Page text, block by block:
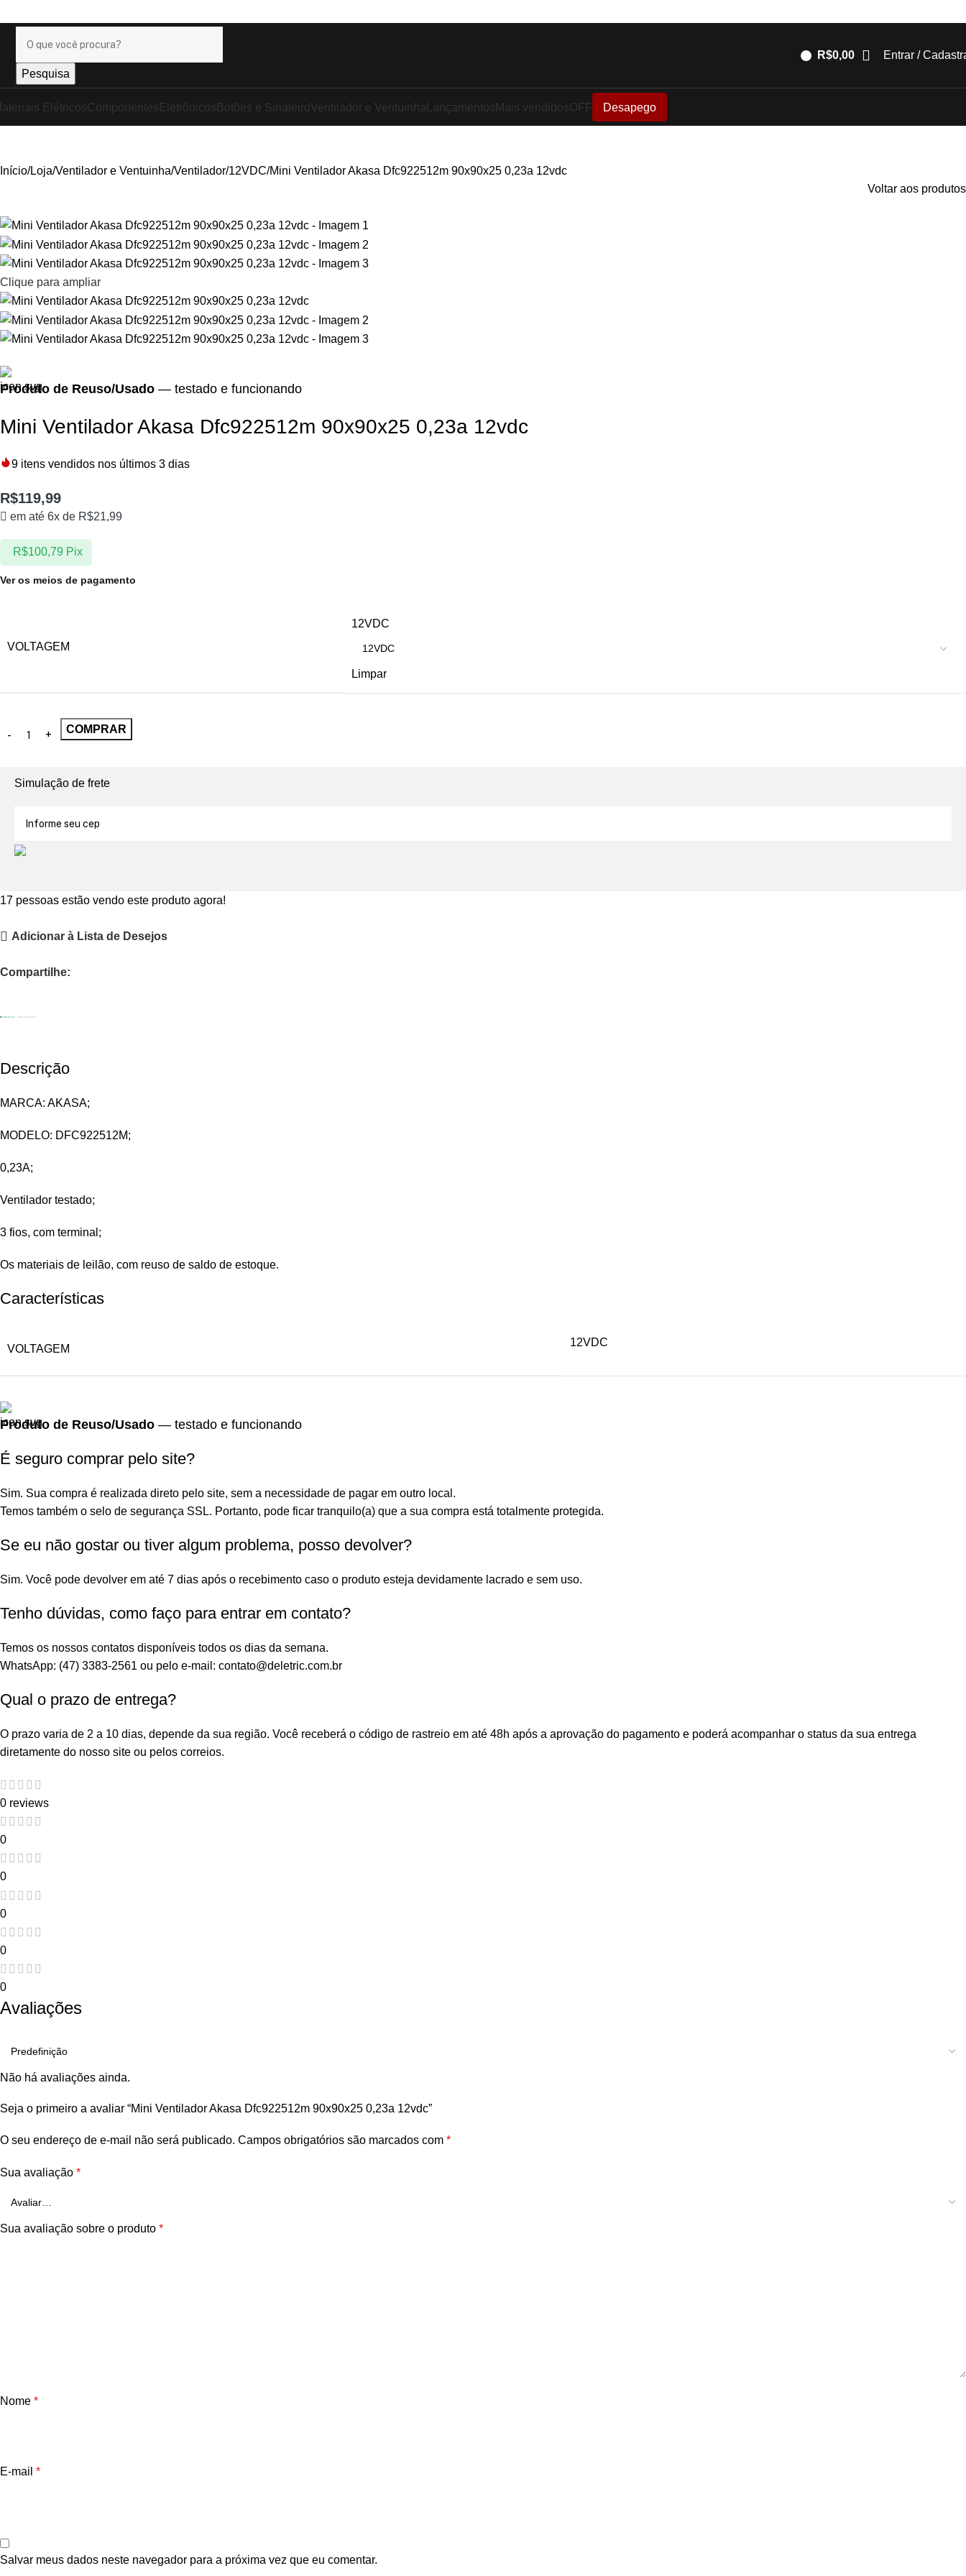
Pesquisa
R$0,00 Entrar /
ElétricosComponentes Eletrônicos Botões e SinaleiroVentilador e Ventuinha Lançamentos Mais vendidosOFF Desapego
Início Loja Ventilador e Ventuinha Ventilador 12VDC Mini Ventilador Akasa Dfc922512m 90x90x25 0,23a 12vdc
Voltar aos produtos
Clique para ampliar
Produto de Reuso/Usado — testado e funcionando
Mini Ventilador Akasa Dfc922512m 90x90x25 0,23a 12vdc
9 itens vendidos nos últimos 3 dias
R$119,99
em até 6x de R$21,99
R$100,79 Pix
Ver os meios de pagamento
VOLTAGEM
12VDC
Limpar
COMPRAR
Simulação de frete
17 pessoas estão vendo este produto agora!
Adicionar à Lista de Desejos
Compartilhe:
Descrição
MARCA: AKASA;
MODELO: DFC922512M;
0,23A;
Ventilador testado;
3 fios, com terminal;
Os materiais de leilão, com reuso de saldo de estoque.
Características
VOLTAGEM
12VDC
Produto de Reuso/Usado — testado e funcionando
É seguro comprar pelo site?
Sim. Sua compra é realizada direto pelo site, sem a necessidade de pagar em outro local.
Temos também o selo de segurança SSL. Portanto, pode ficar tranquilo(a) que a sua compra está totalmente protegida.
Se eu não gostar ou tiver algum problema, posso devolver?
Sim. Você pode devolver em até 7 dias após o recebimento caso o produto esteja devidamente lacrado e sem uso.
Tenho dúvidas, como faço para entrar em contato?
Temos os nossos contatos disponíveis todos os dias da semana.
WhatsApp: (47) 3383-2561 ou pelo e-mail: contato@deletric.com.br
Qual o prazo de entrega?
O prazo varia de 2 a 10 dias, depende da sua região. Você receberá o código de rastreio em até 48h após a aprovação do pagamento e poderá acompanhar o status da sua entrega
diretamente do nosso site ou pelos correios.
0 reviews
0
0
0
0
0
Avaliações
Não há avaliações ainda.
Seja o primeiro a avaliar “Mini Ventilador Akasa Dfc922512m 90x90x25 0,23a 12vdc”
O seu endereço de e-mail não será publicado. Campos obrigatórios são marcados com *
Sua avaliação *
Sua avaliação sobre o produto *
Nome *
E-mail *
Salvar meus dados neste navegador para a próxima vez que eu comentar.